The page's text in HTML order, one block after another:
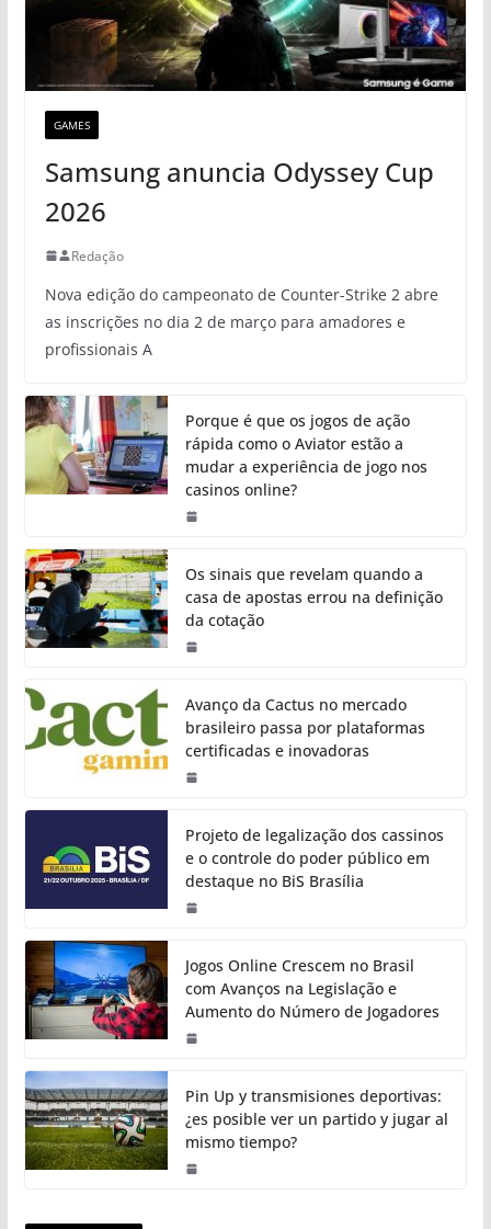
GAMES
Samsung anuncia Odyssey Cup
2026
Redação
Nova edição do campeonato de Counter-Strike 2 abre
as inscrições no dia 2 de março para amadores e
profissionais A
Porque é que os jogos de ação
rápida como o Aviator estão a
mudar a experiência de jogo nos
casinos online?
Os sinais que revelam quando a
casa de apostas errou na definição
da cotação
Avanço da Cactus no mercado
brasileiro passa por plataformas
certificadas e inovadoras
Projeto de legalização dos cassinos
e o controle do poder público em
destaque no BiS Brasília
Jogos Online Crescem no Brasil
com Avanços na Legislação e
Aumento do Número de Jogadores
Pin Up y transmisiones deportivas:
¿es posible ver un partido y jugar al
mismo tiempo?